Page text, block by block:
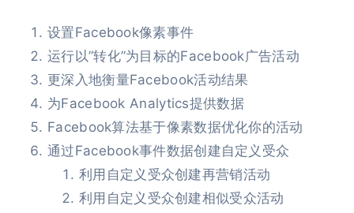
设置Facebook像素事件
运行以”转化”为目标的Facebook广告活动
更深入地衡量Facebook活动结果
为Facebook Analytics提供数据
Facebook算法基于像素数据优化你的活动
通过Facebook事件数据创建自定义受众
利用自定义受众创建再营销活动
利用自定义受众创建相似受众活动